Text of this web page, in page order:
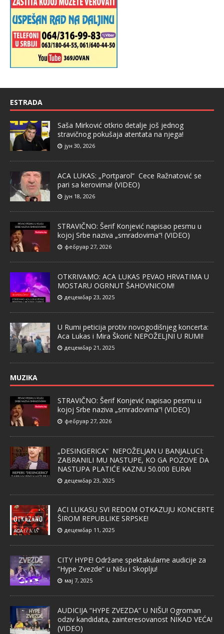
ESTRADA
Saša Mirković otkrio detalje još jednog
stravičnog pokušaja atentata na njega!
јун 30, 2026
ACA LUKAS: „Portparol“ Cece Ražnatović se
pari sa kerovima! (VIDEO)
јун 18, 2026
STRAVIČNO: Šerif Konjević napisao pesmu u
kojoj Srbe naziva „smradovima“! (VIDEO)
фебруар 27, 2026
OTKRIVAMO: ACA LUKAS PEVAO HRVATIMA U
MOSTARU OGRNUT ŠAHOVNICOM!
децембар 23, 2025
U Rumi peticija protiv novogodišnjeg koncerta:
Aca Lukas i Mira Škorić NEPOŽELJNI U RUMI!
децембар 21, 2025
MUZIKA
STRAVIČNO: Šerif Konjević napisao pesmu u
kojoj Srbe naziva „smradovima“! (VIDEO)
фебруар 27, 2026
„DESINGERICA“ NEPOŽELJAN U BANJALUCI:
ZABRANILI MU NASTUPE, KO GA POZOVE DA
NASTUPA PLATIĆE KAZNU 50.000 EURA!
децембар 23, 2025
ACI LUKASU SVI REDOM OTKAZUJU KONCERTE
ŠIROM REPUBLIKE SRPSKE!
децембар 11, 2025
CITY HYPE! Održane spektakularne audicije za
“Hype Zvezde” u Nišu i Skoplju!
мај 7, 2025
AUDICIJA “HYPE ZVEZDA” U NIŠU! Ogroman
odziv kandidata, zainteresovanost NIKAD VEĆA!
(VIDEO)